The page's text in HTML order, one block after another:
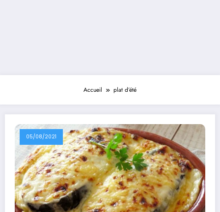
Accueil plat d’été
05/08/2021